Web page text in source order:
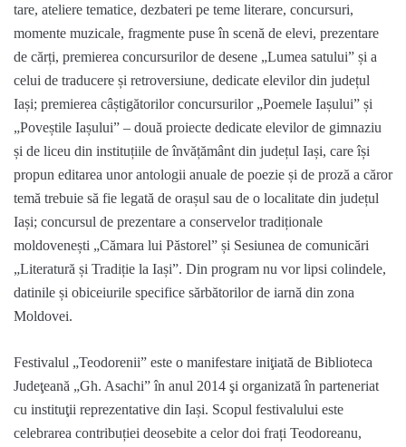
tare, ateliere tematice, dezbateri pe teme literare, concursuri,
momente muzicale, fragmente puse în scenă de elevi, prezentare
de cărți, premierea concursurilor de desene „Lumea satului” și a
celui de traducere și retroversiune, dedicate elevilor din județul
Iași; premierea câștigătorilor concursurilor „Poemele Iașului” și
„Poveștile Iașului” – două proiecte dedicate elevilor de gimnaziu
și de liceu din instituțiile de învățământ din județul Iași, care își
propun editarea unor antologii anuale de poezie și de proză a căror
temă trebuie să fie legată de orașul sau de o localitate din județul
Iași; concursul de prezentare a conservelor tradiționale
moldovenești „Cămara lui Păstorel” și Sesiunea de comunicări
„Literatură și Tradiție la Iași”. Din program nu vor lipsi colindele,
datinile și obiceiurile specifice sărbătorilor de iarnă din zona
Moldovei.
Festivalul „Teodorenii” este o manifestare iniţiată de Biblioteca
Judeţeană „Gh. Asachi” în anul 2014 şi organizată în parteneriat
cu instituţii reprezentative din Iași. Scopul festivalului este
celebrarea contribuției deosebite a celor doi frați Teodoreanu,